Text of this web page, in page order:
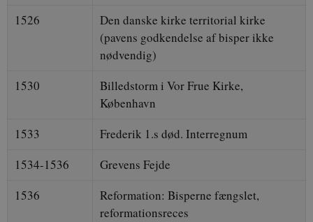
1526
Den danske kirke territorial kirke
(pavens godkendelse af bisper ikke
nødvendig)
1530
Billedstorm i Vor Frue Kirke,
København
1533
Frederik 1.s død. Interregnum
1534-1536
Grevens Fejde
1536
Reformation: Bisperne fængslet,
reformationsreces